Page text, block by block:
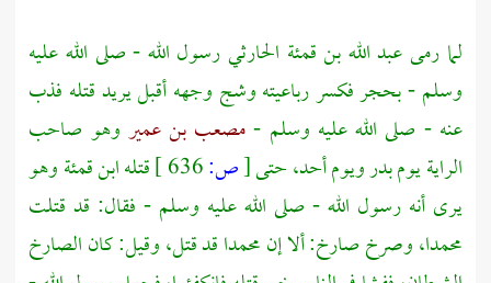
لما رمىعبد الله بن قمئة الحارثيرسول الله - صلى الله عليه
وسلم - بحجر فكسر رباعيته وشج وجهه أقبل يريد قتله فذب
عنه - صلى الله عليه وسلم -مصعب بن عمير وهو صاحب
الراية يومبدرويومأحد،حتى[ص: قتلهابن قمئةوهو
يرى أنه رسول الله - صلى الله عليه وسلم - فقال: قد قتلت
محمدا،وصرخ صارخ: ألا إنمحمداقد قتل، وقيل: كان الصارخ